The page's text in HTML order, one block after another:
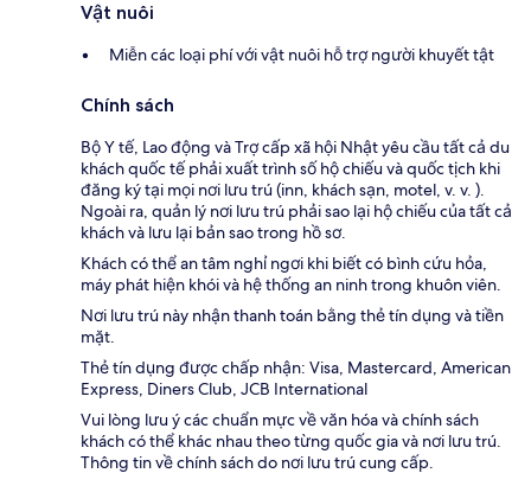
Vật nuôi
Miễn các loại phí với vật nuôi hỗ trợ người khuyết tật
Chính sách
Bộ Y tế, Lao động và Trợ cấp xã hội Nhật yêu cầu tất cả du
khách quốc tế phải xuất trình số hộ chiếu và quốc tịch khi
đăng ký tại mọi nơi lưu trú (inn, khách sạn, motel, v. v. ).
Ngoài ra, quản lý nơi lưu trú phải sao lại hộ chiếu của tất cả
khách và lưu lại bản sao trong hồ sơ.
Khách có thể an tâm nghỉ ngơi khi biết có bình cứu hỏa,
máy phát hiện khói và hệ thống an ninh trong khuôn viên.
Nơi lưu trú này nhận thanh toán bằng thẻ tín dụng và tiền
mặt.
Thẻ tín dụng được chấp nhận: Visa, Mastercard, American
Express, Diners Club, JCB International
Vui lòng lưu ý các chuẩn mực về văn hóa và chính sách
khách có thể khác nhau theo từng quốc gia và nơi lưu trú.
Thông tin về chính sách do nơi lưu trú cung cấp.